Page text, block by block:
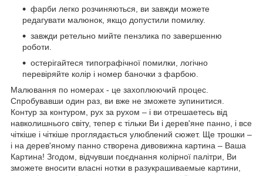
фарби легко розчиняються, ви завжди можете
редагувати малюнок, якщо допустили помилку.
завжди ретельно мийте пензлика по завершенню
роботи.
остерігайтеся типографічної помилки, логічно
перевіряйте колір і номер баночки з фарбою.
Малювання по номерах - це захоплюючий процес.
Спробувавши один раз, ви вже не зможете зупинитися.
Контур за контуром, рух за рухом – і ви отрешаетесь від
навколишнього світу, тепер є тільки Ви і дерев'яне панно, і все
чіткіше і чіткіше проглядається улюблений сюжет. Ще трошки –
і на дерев'яному панно створена дивовижна картина – Ваша
Картина! Згодом, відчувши поєднання колірної палітри, Ви
зможете вносити власні нотки в разукрашиваемые картини,